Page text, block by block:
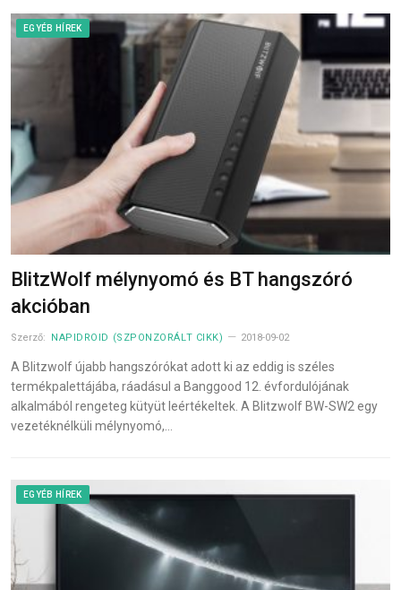
EGYÉB HÍREK
BlitzWolf mélynyomó és BT hangszóró
akcióban
Szerző: NAPIDROID (SZPONZORÁLT CIKK) 2018-09-02
A Blitzwolf újabb hangszórókat adott ki az eddig is széles
termékpalettájába, ráadásul a Banggood 12. évfordulójának
alkalmából rengeteg kütyüt leértékeltek. A Blitzwolf BW-SW2 egy
vezetéknélküli mélynyomó,…
EGYÉB HÍREK